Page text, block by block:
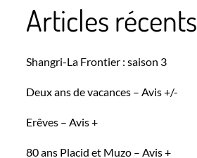
Articles récents
Shangri-La Frontier : saison 3
Deux ans de vacances – Avis +/-
Erêves – Avis +
80 ans Placid et Muzo – Avis +